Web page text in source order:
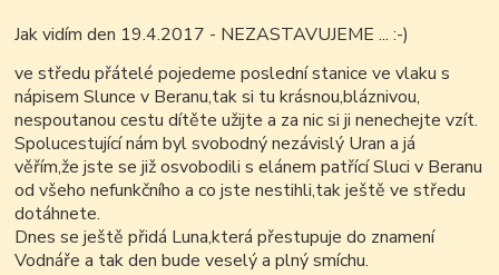
Jak vidím den 19.4.2017 - NEZASTAVUJEME ...:-)
ve středu přátelé pojedeme poslední stanice ve vlaku s
nápisem Slunce v Beranu,tak si tu krásnou,bláznivou,
nespoutanou cestu dítěte užijte a za nic si ji nenechejte vzít.
Spolucestující nám byl svobodný nezávislý Uran a já
věřím,že jste se již osvobodili s elánem patřící Sluci v Beranu
od všeho nefunkčního a co jste nestihli,tak ještě ve středu
dotáhnete.
Dnes se ještě přidá Luna,která přestupuje do znamení
Vodnáře a tak den bude veselý a plný smíchu.